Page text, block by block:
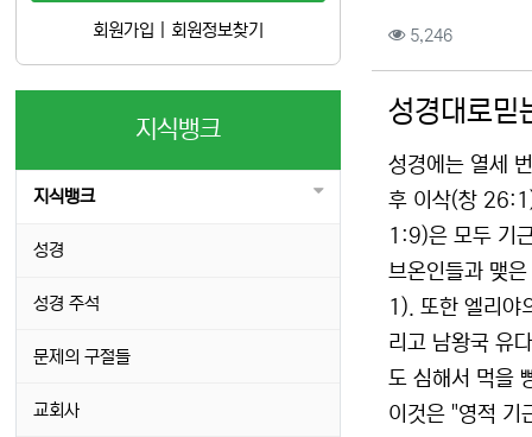
컨텐츠 정보
5,246조회
성경대로믿
성경에는 열세
후 이삭(창
1:9)은 모두 기
브온인들과 맺
1). 또한 엘리야
리고 남왕국 유
도 심해서 먹을
이것은 "영적 기
회원가입 회원정보찾기
지식뱅크
지식뱅크
성경
성경 주석
문제의 구절들
교회사